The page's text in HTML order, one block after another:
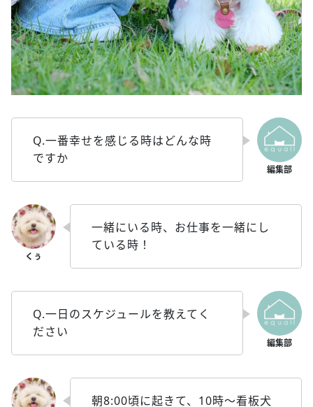
Q.一番幸せを感じる時はどんな時
ですか
一緒にいる時、お仕事を一緒にし
ている時！
Q.一日のスケジュールを教えてく
ださい
朝8:00頃に起きて、10時〜看板犬